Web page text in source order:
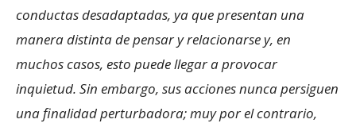
conductas desadaptadas, ya que presentan una
manera distinta de pensar y relacionarse y, en
muchos casos, esto puede llegar a provocar
inquietud. Sin embargo, sus acciones nunca persiguen
una finalidad perturbadora; muy por el contrario,